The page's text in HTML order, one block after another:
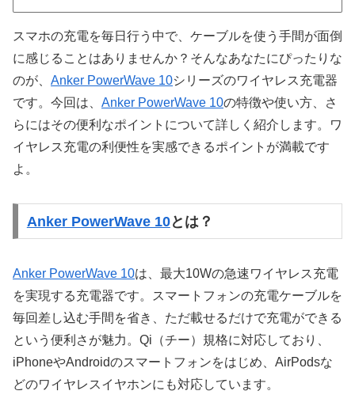
スマホの充電を毎日行う中で、ケーブルを使う手間が面倒
に感じることはありませんか？そんなあなたにぴったりな
のが、 Anker PowerWave 10シリーズのワイヤレス充電器
です。今回は、 Anker PowerWave 10の特徴や使い方、さ
らにはその便利なポイントについて詳しく紹介します。ワ
イヤレス充電の利便性を実感できるポイントが満載です
よ。
Anker PowerWave 10とは？
Anker PowerWave 10は、最大10Wの急速ワイヤレス充電
を実現する充電器です。スマートフォンの充電ケーブルを
毎回差し込む手間を省き、ただ載せるだけで充電ができる
という便利さが魅力。Qi（チー）規格に対応しており、
iPhoneやAndroidのスマートフォンをはじめ、AirPodsな
どのワイヤレスイヤホンにも対応しています。